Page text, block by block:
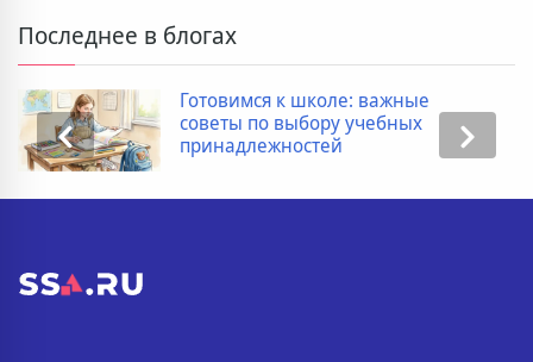
Последнее в блогах
Готовимся к школе: важные
советы по выбору учебных
принадлежностей